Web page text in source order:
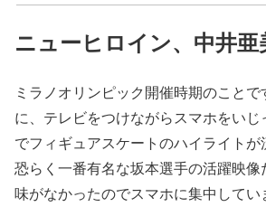
ニューヒロイン、中井亜
ミラノオリンピック開催時期のことで
に、テレビをつけながらスマホをい
でフィギュアスケートのハイライトが
恐らく一番有名な坂本選手の活躍映
味がなかったのでスマホに集中してい